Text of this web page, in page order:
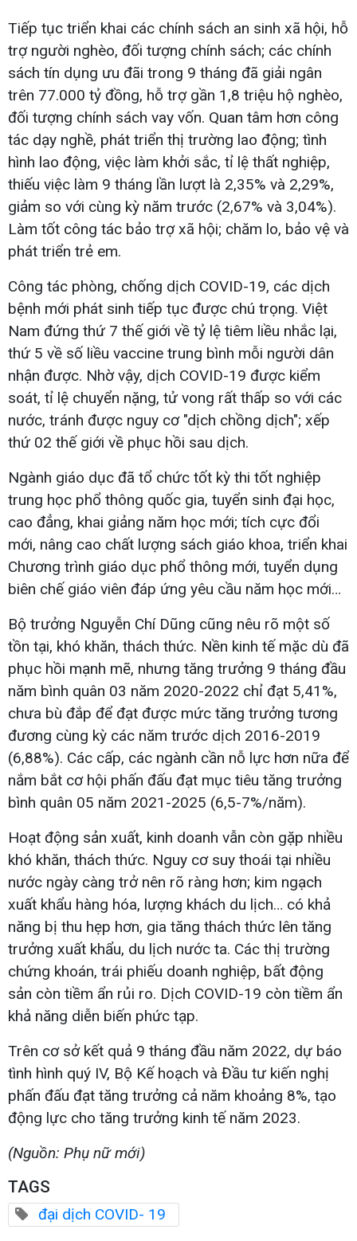
Tiếp tục triển khai các chính sách an sinh xã hội, hỗ
trợ người nghèo, đối tượng chính sách; các chính
sách tín dụng ưu đãi trong 9 tháng đã giải ngân
trên 77.000 tỷ đồng, hỗ trợ gần 1,8 triệu hộ nghèo,
đối tượng chính sách vay vốn. Quan tâm hơn công
tác dạy nghề, phát triển thị trường lao động; tình
hình lao động, việc làm khởi sắc, tỉ lệ thất nghiệp,
thiếu việc làm 9 tháng lần lượt là 2,35% và 2,29%,
giảm so với cùng kỳ năm trước (2,67% và 3,04%).
Làm tốt công tác bảo trợ xã hội; chăm lo, bảo vệ và
phát triển trẻ em.
Công tác phòng, chống dịch COVID-19, các dịch
bệnh mới phát sinh tiếp tục được chú trọng. Việt
Nam đứng thứ 7 thế giới về tỷ lệ tiêm liều nhắc lại,
thứ 5 về số liều vaccine trung bình mỗi người dân
nhận được. Nhờ vậy, dịch COVID-19 được kiểm
soát, tỉ lệ chuyển nặng, tử vong rất thấp so với các
nước, tránh được nguy cơ "dịch chồng dịch"; xếp
thứ 02 thế giới về phục hồi sau dịch.
Ngành giáo dục đã tổ chức tốt kỳ thi tốt nghiệp
trung học phổ thông quốc gia, tuyển sinh đại học,
cao đẳng, khai giảng năm học mới; tích cực đổi
mới, nâng cao chất lượng sách giáo khoa, triển khai
Chương trình giáo dục phổ thông mới, tuyển dụng
biên chế giáo viên đáp ứng yêu cầu năm học mới…
Bộ trưởng Nguyễn Chí Dũng cũng nêu rõ một số
tồn tại, khó khăn, thách thức. Nền kinh tế mặc dù đã
phục hồi mạnh mẽ, nhưng tăng trưởng 9 tháng đầu
năm bình quân 03 năm 2020-2022 chỉ đạt 5,41%,
chưa bù đắp để đạt được mức tăng trưởng tương
đương cùng kỳ các năm trước dịch 2016-2019
(6,88%). Các cấp, các ngành cần nỗ lực hơn nữa để
nắm bắt cơ hội phấn đấu đạt mục tiêu tăng trưởng
bình quân 05 năm 2021-2025 (6,5-7%/năm).
Hoạt động sản xuất, kinh doanh vẫn còn gặp nhiều
khó khăn, thách thức. Nguy cơ suy thoái tại nhiều
nước ngày càng trở nên rõ ràng hơn; kim ngạch
xuất khẩu hàng hóa, lượng khách du lịch… có khả
năng bị thu hẹp hơn, gia tăng thách thức lên tăng
trưởng xuất khẩu, du lịch nước ta. Các thị trường
chứng khoán, trái phiếu doanh nghiệp, bất động
sản còn tiềm ẩn rủi ro. Dịch COVID-19 còn tiềm ẩn
khả năng diễn biến phức tạp.
Trên cơ sở kết quả 9 tháng đầu năm 2022, dự báo
tình hình quý IV, Bộ Kế hoạch và Đầu tư kiến nghị
phấn đấu đạt tăng trưởng cả năm khoảng 8%, tạo
động lực cho tăng trưởng kinh tế năm 2023.
(Nguồn: Phụ nữ mới)
TAGS
đại dịch COVID- 19